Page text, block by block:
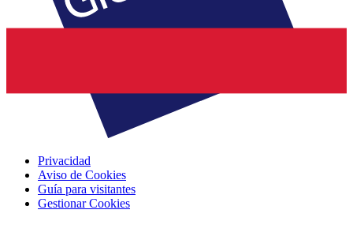
Privacidad
Aviso de Cookies
Guía para visitantes
Gestionar Cookies